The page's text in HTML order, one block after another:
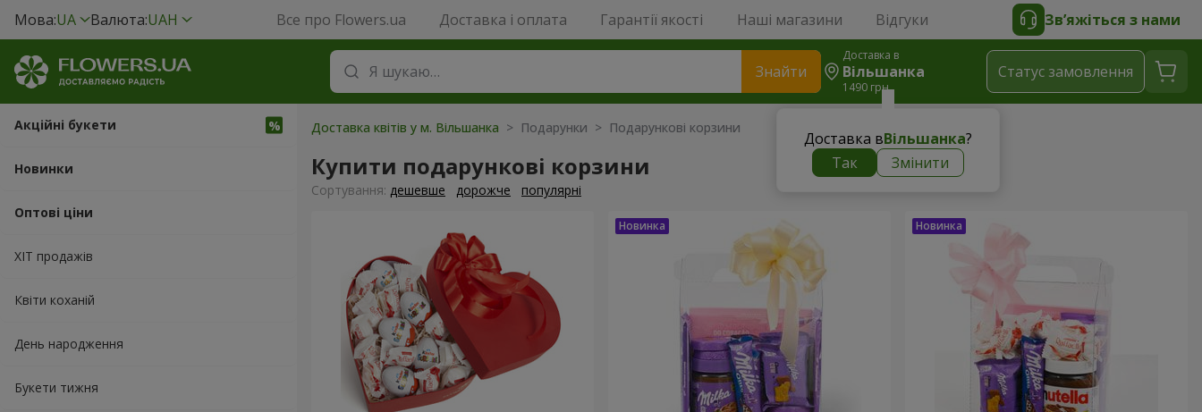
Мова:UA Валюта:UAH Все про Flowers.ua Доставка і оплата Гарантії якості Наші магазини Відгуки Зв’яжіться з нами
Знайти
Доставка в
Вільшанка
1490 грн
Доставка вВільшанка?
Так
Змінити
Статус замовлення
Акційні букети
Новинки
Оптові ціни
ХІТ продажів
Квіти коханій
День народження
Букети тижня
Доставка квітів у м. Вільшанка > Подарунки > Подарункові корзини
Купити подарункові корзини
Сортування: дешевше дорожче популярні